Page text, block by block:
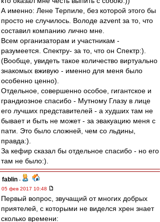
А именно: Лене Терпиле, без которой этого бы
просто не случилось. Володе azvent за то, что
составил компанию лично мне.
Всем организаторам и участникам -
разумеется. Спектру- за то, что он Спектр:).
(Вообще, увидеть такое количество виртуально
знакомых вживую - именно для меня было
особенно ценно).
Отдельное, совершенно особое, гигантское и
грандиозное спасибо - Мутному Глазу в лице
его лучших представителей - а худших там не
бывает и быть не может - за эвакуацию меня с
пати. Это было сложней, чем со льдины,
правда:).
За кефир сказал бы отдельное спасибо - но его
там не было:).
fablin -
05 фев 2017 10:48
Первый вопрос, звучащий от многих добрых
приятелей, с которыми не виделся хрен знает
сколько времени: